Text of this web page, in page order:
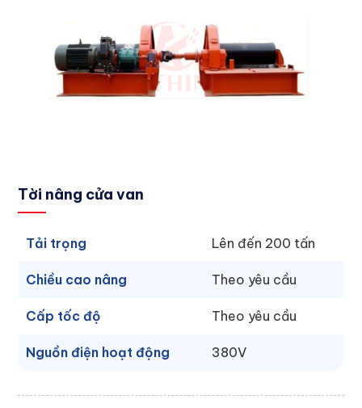
Tời nâng cửa van
Tải trọng Lên đến 200 tấn
Chiều cao nâng Theo yêu cầu
Cấp tốc độ Theo yêu cầu
Nguồn điện hoạt động 380V